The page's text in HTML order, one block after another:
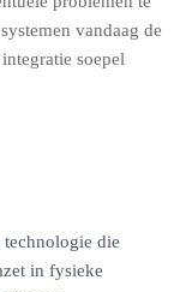
vandaag de
soepel
technologie die
in fysieke